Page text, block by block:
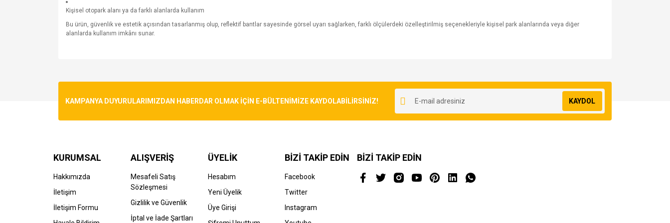
Kişisel otopark alanı ya da farklı alanlarda kullanım
Bu ürün, güvenlik ve estetik açısından tasarlanmış olup, reflektif bantlar sayesinde görsel uyarı sağlarken, farklı ölçülerdeki özelleştirilmiş seçenekleriyle kişisel park alanlarında veya diğer
alanlarda kullanım imkânı sunar.
Ürün resmi kalitesiz, bozuk veya görüntülenemiyor.
Bu ürüne benzer farklı alternatifler olmalı.
KAMPANYA DUYURULARIMIZDAN HABERDAR OLMAK İÇİN E-BÜLTENİMİZE KAYDOLABİLİRSİNİZ! KAYDOL
KURUMSAL
Hakkımızda
İletişim
İletişim Formu
ALIŞVERİŞ
Mesafeli Satış
Sözleşmesi
Gizlilik ve Güvenlik
İptal ve İade Şartları
ÜYELİK
Hesabım
Yeni Üyelik
Üye Girişi
BİZİ TAKİP EDİN
Facebook
Twitter
Instagram
BİZİ TAKİP EDİN